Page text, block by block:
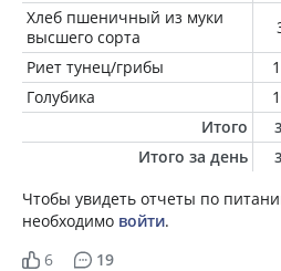
Хлеб пшеничный из муки
высшего сорта
Риет тунец/грибы
Голубика
Итого
Итого за день
Чтобы увидеть отчеты по
необходимо войти.
6
19